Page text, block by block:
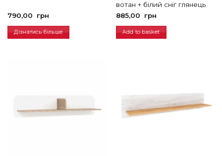
790,00 грн
Дізнатись більше
вотан + білий сніг глянець
885,00
грн
Add to basket